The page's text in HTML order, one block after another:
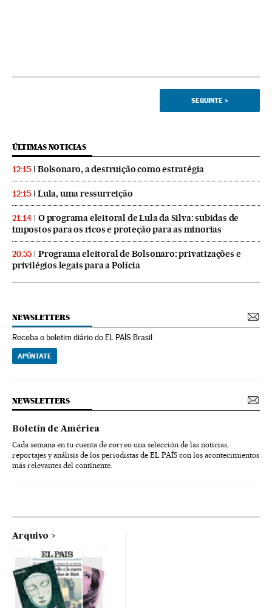
SEGUINTE >
ÚLTIMAS NOTICIAS
12:15 Bolsonaro, a destruição como estratégia
12:15 Lula, uma ressurreição
21:14
O programa eleitoral de Lula da Silva: subidas de
impostos para os ricos e proteção para as minorias
20:55
Programa eleitoral de Bolsonaro: privatizações e
privilégios legais para a Polícia
NEWSLETTERS
Receba o boletim diário do EL PAÍS Brasil
APÚNTATE
NEWSLETTERS
Boletín de América
Cada semana en tu cuenta de correo una selección de las noticias,
reportajes y análisis de los periodistas de EL PAÍS con los acontecimientos
más relevantes del continente.
Arquivo